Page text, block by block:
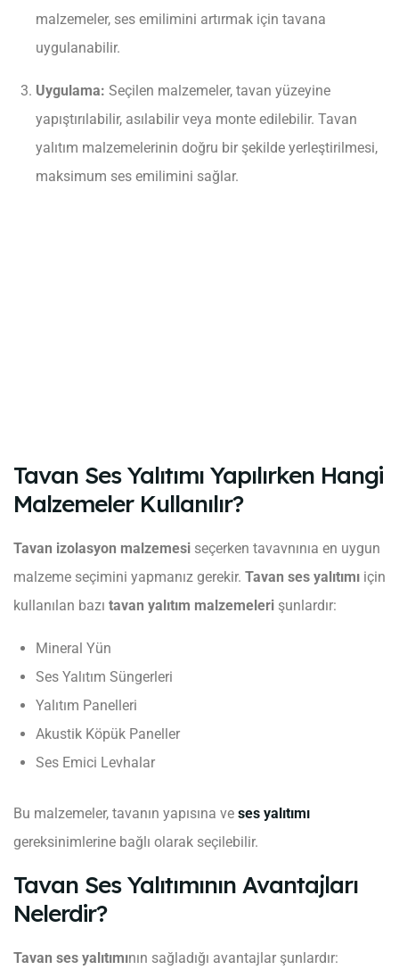
malzemeler, ses emilimini artırmak için tavana
uygulanabilir.
Uygulama: Seçilen malzemeler, tavan yüzeyine
yapıştırılabilir, asılabilir veya monte edilebilir. Tavan
yalıtım malzemelerinin doğru bir şekilde yerleştirilmesi,
maksimum ses emilimini sağlar.
Tavan Ses Yalıtımı Yapılırken Hangi
Malzemeler Kullanılır?
Tavan izolasyon malzemesi seçerken tavavnınıa en uygun
malzeme seçimini yapmanız gerekir. Tavan ses yalıtımı için
kullanılan bazı tavan yalıtım malzemeleri şunlardır:
Mineral Yün
Ses Yalıtım Süngerleri
Yalıtım Panelleri
Akustik Köpük Paneller
Ses Emici Levhalar
Bu malzemeler, tavanın yapısına ve ses yalıtımı
gereksinimlerine bağlı olarak seçilebilir.
Tavan Ses Yalıtımının Avantajları
Nelerdir?
Tavan ses yalıtımının sağladığı avantajlar şunlardır: